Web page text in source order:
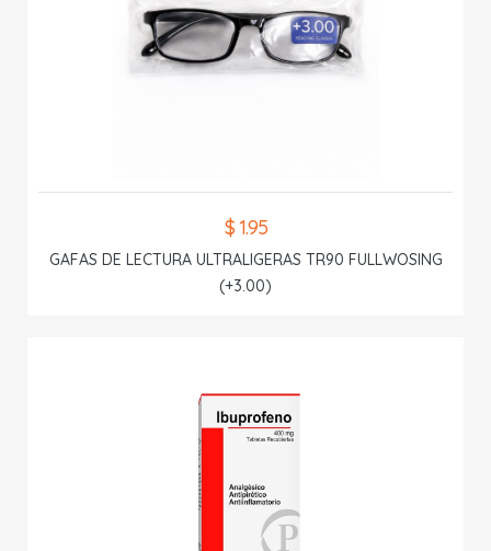
$ 1.95
GAFAS DE LECTURA ULTRALIGERAS TR90 FULLWOSING
(+3.00)